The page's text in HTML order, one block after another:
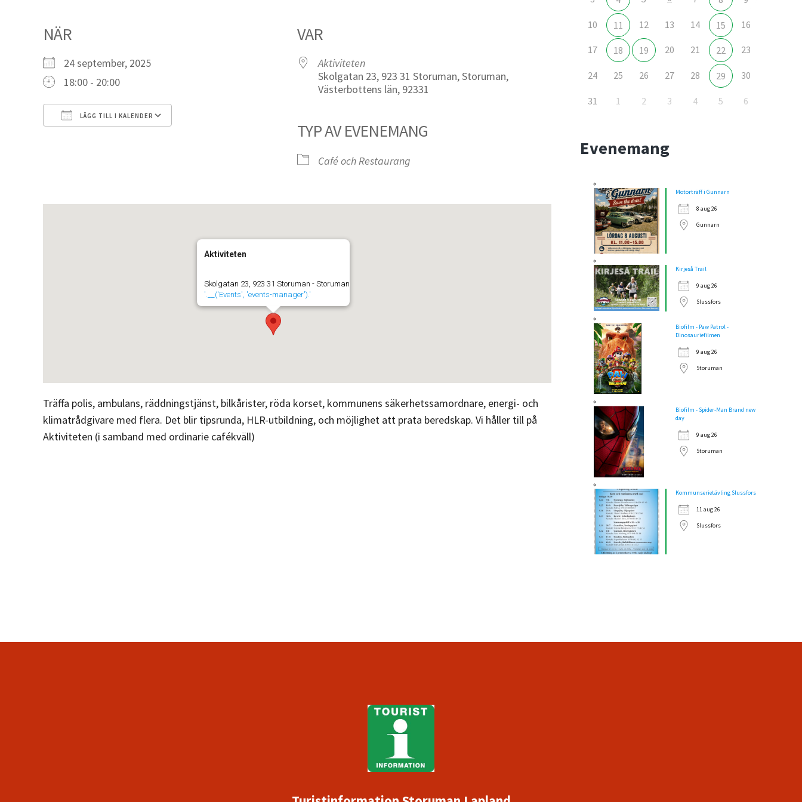
NÄR
24 september, 2025
18:00 - 20:00
LÄGG TILL I KALENDER
iCalendar Office 365
VAR
Aktiviteten
Skolgatan 23, 923 31 Storuman, Storuman,
Västerbottens län, 92331
TYP AV EVENEMANG
Café och Restaurang
Aktiviteten
Skolgatan 23, 923 31 Storuman - Storuman
'.__('Events', 'events-manager').'
Träffa polis, ambulans, räddningstjänst, bilkårister, röda korset, kommunens säkerhetssamordnare, energi- och
klimatrådgivare med flera. Det blir tipsrunda, HLR-utbildning, och möjlighet att prata beredskap. Vi håller till på
Aktiviteten (i samband med ordinarie cafékväll)
10 11 12 13 14 15 16
17 18 19 20 21 22 23
24 25 26 27 28 29 30
31 1 2 3 4 5 6
Evenemang
Motorträff i Gunnarn
8 aug 26
Gunnarn
Kirjeså Trail
9 aug 26
Slussfors
Biofilm - Paw Patrol -
Dinosauriefilmen
9 aug 26
Storuman
Biofilm - Spider-Man Brand new
day
9 aug 26
Storuman
Kommunserietävling Slussfors
11 aug 26
Slussfors